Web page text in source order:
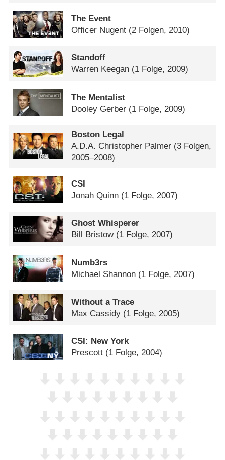
The Event
Officer Nugent (2 Folgen, 2010)
Standoff
Warren Keegan (1 Folge, 2009)
The Mentalist
Dooley Gerber (1 Folge, 2009)
Boston Legal
A.D.A. Christopher Palmer (3 Folgen,
2005–2008)
CSI
Jonah Quinn (1 Folge, 2007)
Ghost Whisperer
Bill Bristow (1 Folge, 2007)
Numb3rs
Michael Shannon (1 Folge, 2007)
Without a Trace
Max Cassidy (1 Folge, 2005)
CSI: New York
Prescott (1 Folge, 2004)